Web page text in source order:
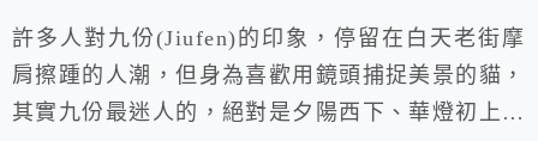
許多人對九份(Jiufen)的印象，停留在白天老街摩
肩擦踵的人潮，但身為喜歡用鏡頭捕捉美景的貓，
其實九份最迷人的，絕對是夕陽西下、華燈初上的